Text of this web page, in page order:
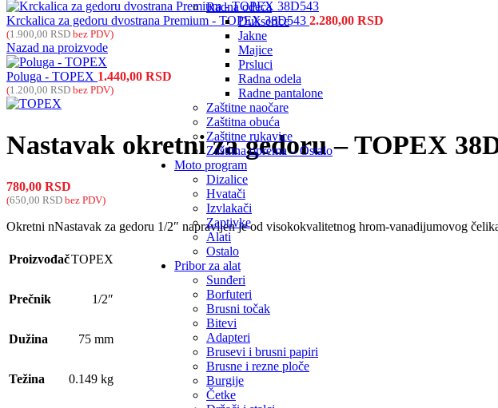
Radna odeća
Dukserice
Jakne
Majice
Prsluci
Radna odela
Radne pantalone
Zaštitne naočare
Zaštitna obuća
Zaštitne rukavice
Zaštitna oprema – Ostalo
Moto program
Dizalice
Hvatači
Izvlakači
Zaptivke
Alati
Ostalo
Pribor za alat
Sunđeri
Borfuteri
Brusni točak
Bitevi
Adapteri
Brusevi i brusni papiri
Brusne i rezne ploče
Burgije
Četke
Krckalica za gedoru dvostrana Premium - TOPEX 38D543 2.280,00 RSD
(1.900,00 RSD bez PDV)
Nazad na proizvode
Poluga - TOPEX 1.440,00 RSD
(1.200,00 RSD bez PDV)
Nastavak okretni za gedoru – TOPEX
780,00 RSD
(650,00 RSD bez PDV)
Okretni nNastavak za gedoru 1/2″ napravljen je od visokokvalitetnog hrom-vanadijumovog
ProizvođačTOPEX
Prečnik 1/2″
Dužina 75 mm
Težina 0.149 kg